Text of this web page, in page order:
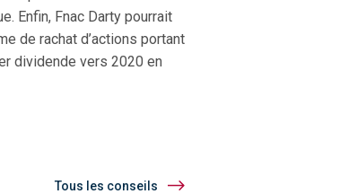
Enfin, Fnac Darty pourrait
de rachat d’actions portant
dividende vers 2020 en
Tous les conseils